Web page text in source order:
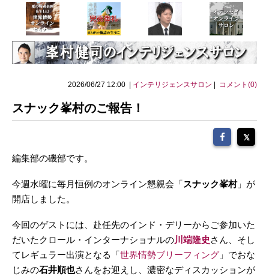
2026/06/27 12:00 | インテリジェンスサロン コメント(0)
スナック峯村のご報告！
編集部の磯部です。
今週水曜に毎月恒例のオンライン懇親会「スナック峯村」が
開店しました。
今回のゲストには、赴任先のインド・デリーからご参加いた
だいたクロール・インターナショナルの川端隆史さん、そし
てレギュラー出演となる「世界情勢ブリーフィング 」でおな
じみの石井順也さんをお迎えし、濃密なディスカッションが